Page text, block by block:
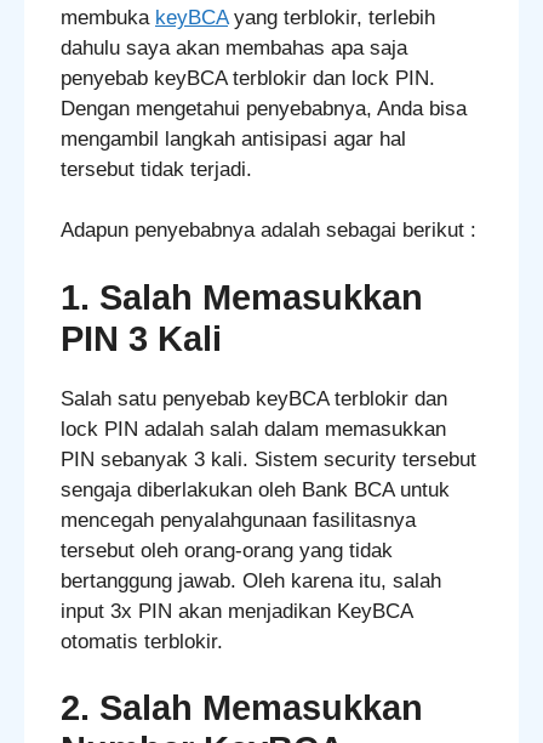
membuka keyBCAyang terblokir, terlebih
dahulu saya akan membahas apa saja
penyebab keyBCA terblokir dan lock PIN.
Dengan mengetahui penyebabnya, Anda bisa
mengambil langkah antisipasi agar hal
tersebut tidak terjadi.
Adapun penyebabnya adalah sebagai berikut :
1. Salah Memasukkan
PIN 3 Kali
Salah satu penyebab keyBCA terblokir dan
lock PIN adalah salah dalam memasukkan
PIN sebanyak 3 kali. Sistem security tersebut
sengaja diberlakukan oleh Bank BCA untuk
mencegah penyalahgunaan fasilitasnya
tersebut oleh orang-orang yang tidak
bertanggung jawab. Oleh karena itu, salah
input 3x PIN akan menjadikan KeyBCA
otomatis terblokir.
2. Salah Memasukkan